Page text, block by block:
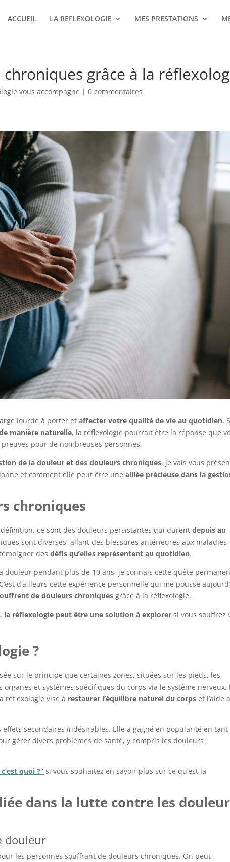
ACCUEIL LA REFLEXOLOGIE MES PRESTATIONS
grâce à la
vous accompagne |0 commentaires
lourde à porter etaffecter votre qualité de vie au quotidien.
manière naturelle, la réflexologie pourrait être la réponse que
pour de nombreuses personnes.
de la douleur et des douleurs chroniques, je vais vous
et comment elle peut être unealliée précieuse dans la
chroniques
ce sont des douleurs persistantes qui durentdepuis au
sont diverses, allant des blessures antérieures aux maladies
desdéfis qu’elles représentent au quotidien.
douleur pendant plus de 10 ans, je connais cette quête
C’est d’ailleurs cette expérience personnelle qui me pousse
de douleurs chroniques grâce à la réflexologie.
la réflexologie peut être une solution à explorer si vous souffrez
?
sur le principe que certaines zones, situées sur les pieds, les
et systèmes spécifiques du corps via le système nerveux.
réflexologie vise à restaurer l’équilibre naturel du corps et l’aide
secondaires indésirables. Elle a gagné en popularité en tant
gérer divers problèmes de santé, y compris les douleurs
quoi ?” si vous souhaitez en savoir plus sur ce qu’est la
dans la lutte contre les
douleur
les personnes souffrant de douleurs chroniques. On peut